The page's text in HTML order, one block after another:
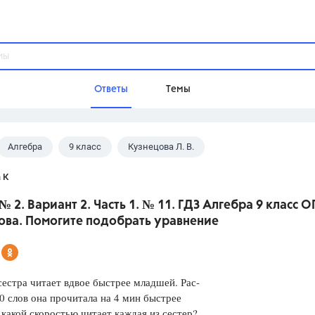
Ответы Темы
Домашнее задание
Школа
Учебники
Разумовская М.М.,
Алгебра 9 класс Кузнецова Л. В.
К
2. Вариант 2. Часть 1. № 11. ГДЗ Алгебра 9 класс
Помогите подобрать уравнение
читает вдвое быстрее младшей. Рас-
слов она прочитала на 4 мин быстрее